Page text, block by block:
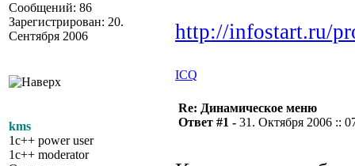
Сообщений: 86
Зарегистрирован: 20.
Сентября 2006
http://infostart.ru/
ICQ
kms
1c++ power user
1c++ moderator
Re: Динамическое меню
Ответ #1 - 31. Октября 2006 ::